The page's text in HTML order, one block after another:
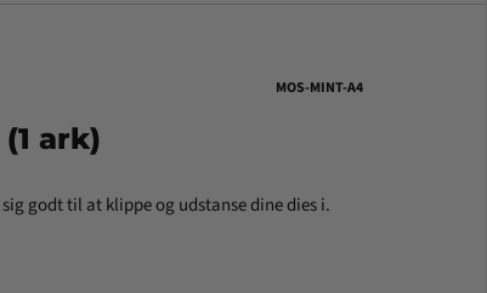
MOS-MINT-A4
ark)
godt til at klippe og udstanse dine dies i.